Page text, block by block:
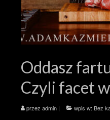
Oddasz
Czyli facet
przez admin | wpis w: Bez